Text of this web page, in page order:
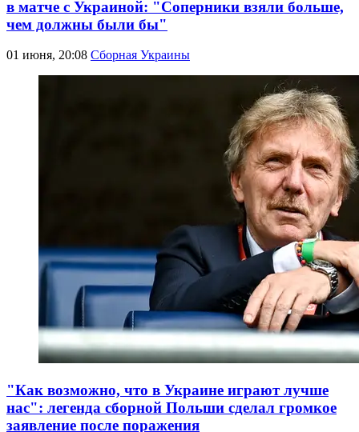
в матче с Украиной: "Соперники взяли больше,
чем должны были бы"
01 июня, 20:08 Сборная Украины
"Как возможно, что в Украине играют лучше
нас": легенда сборной Польши сделал громкое
заявление после поражения